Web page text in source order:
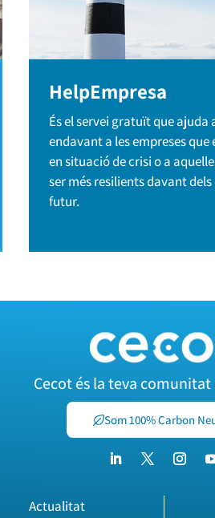
HelpEmpresa
És el servei gratuït que ajuda
endavant a les empreses que
en situació de crisi o a
ser més resilients davant dels
futur.
Cecot és la teva
Som 100% Carbon
Actualitat